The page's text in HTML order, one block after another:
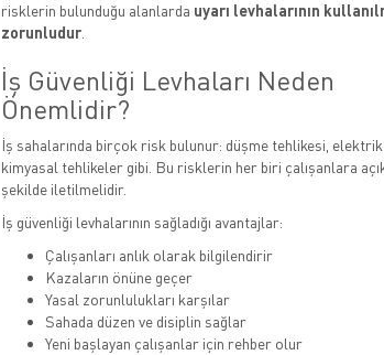
risklerin bulunduğu alanlarda uyarı levhalarının
zorunludur.
İş Güvenliği Levhaları Neden
Önemlidir?
İş sahalarında birçok risk bulunur: düşme tehlikesi, elektrik
kimyasal tehlikeler gibi. Bu risklerin her biri çalışanlara
şekilde iletilmelidir.
İş güvenliği levhalarının sağladığı avantajlar:
Çalışanları anlık olarak bilgilendirir
Kazaların önüne geçer
Yasal zorunlulukları karşılar
Sahada düzen ve disiplin sağlar
Yeni başlayan çalışanlar için rehber olur